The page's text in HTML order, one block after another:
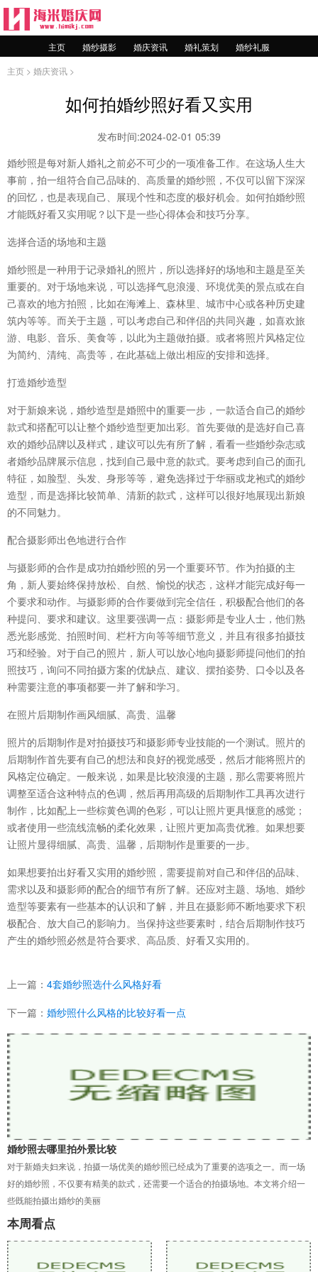
主页 婚纱摄影 婚庆资讯 婚礼策划
婚纱礼服
主页 > 婚庆资讯 >
如何拍婚纱照好看又实用
发布时间:2024-02-01 05:39
婚纱照是每对新人婚礼之前必不可少的一项准备工作。在这场人生大
事前，拍一组符合自己品味的、高质量的婚纱照，不仅可以留下深深
的回忆，也是表现自己、展现个性和态度的极好机会。如何拍婚纱照
才能既好看又实用呢？以下是一些心得体会和技巧分享。
选择合适的场地和主题
婚纱照是一种用于记录婚礼的照片，所以选择好的场地和主题是至关
重要的。对于场地来说，可以选择气息浪漫、环境优美的景点或在自
己喜欢的地方拍照，比如在海滩上、森林里、城市中心或各种历史建
筑内等等。而关于主题，可以考虑自己和伴侣的共同兴趣，如喜欢旅
游、电影、音乐、美食等，以此为主题做拍摄。或者将照片风格定位
为简约、清纯、高贵等，在此基础上做出相应的安排和选择。
打造婚纱造型
对于新娘来说，婚纱造型是婚照中的重要一步，一款适合自己的婚纱
款式和搭配可以让整个婚纱造型更加出彩。首先要做的是选好自己喜
欢的婚纱品牌以及样式，建议可以先有所了解，看看一些婚纱杂志或
者婚纱品牌展示信息，找到自己最中意的款式。要考虑到自己的面孔
特征，如脸型、头发、身形等等，避免选择过于华丽或龙袍式的婚纱
造型，而是选择比较简单、清新的款式，这样可以很好地展现出新娘
的不同魅力。
配合摄影师出色地进行合作
与摄影师的合作是成功拍婚纱照的另一个重要环节。作为拍摄的主
角，新人要始终保持放松、自然、愉悦的状态，这样才能完成好每一
个要求和动作。与摄影师的合作要做到完全信任，积极配合他们的各
种提问、要求和建议。这里要强调一点：摄影师是专业人士，他们熟
悉光影感觉、拍照时间、栏杆方向等等细节意义，并且有很多拍摄技
巧和经验。对于自己的照片，新人可以放心地向摄影师提问他们的拍
照技巧，询问不同拍摄方案的优缺点、建议、摆拍姿势、口令以及各
种需要注意的事项都要一并了解和学习。
在照片后期制作画风细腻、高贵、温馨
照片的后期制作是对拍摄技巧和摄影师专业技能的一个测试。照片的
后期制作首先要有自己的想法和良好的视觉感受，然后才能将照片的
风格定位确定。一般来说，如果是比较浪漫的主题，那么需要将照片
调整至适合这种特点的色调，然后再用高级的后期制作工具再次进行
制作，比如配上一些棕黄色调的色彩，可以让照片更具惬意的感觉；
或者使用一些流线流畅的柔化效果，让照片更加高贵优雅。如果想要
让照片显得细腻、高贵、温馨，后期制作是重要的一步。
如果想要拍出好看又实用的婚纱照，需要提前对自己和伴侣的品味、
需求以及和摄影师的配合的细节有所了解。还应对主题、场地、婚纱
造型等要素有一些基本的认识和了解，并且在摄影师不断地要求下积
极配合、放大自己的影响力。当保持这些要素时，结合后期制作技巧
产生的婚纱照必然是符合要求、高品质、好看又实用的。
上一篇： 4套婚纱照选什么风格好看
下一篇： 婚纱照什么风格的比较好看一点
婚纱照去哪里拍外景比较
对于新婚夫妇来说，拍摄一场优美的婚纱照已经成为了重要的选项之一。而一场
好的婚纱照，不仅要有精美的款式，还需要一个适合的拍摄场地。本文将介绍一
些既能拍摄出婚纱的美丽
本周看点